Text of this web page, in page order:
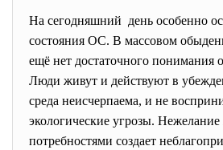
На сегодняшний день особенно
состояния ОС. В массовом
ещё нет достаточного понимания
Люди живут и действуют в
среда неисчерпаема, и не
экологические угрозы.
потребностями создает